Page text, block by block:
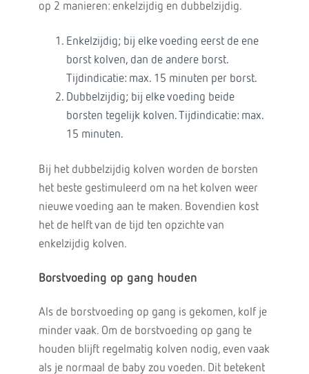
op 2 manieren: enkelzijdig en dubbelzijdig.
Enkelzijdig; bij elke voeding eerst de ene
borst kolven, dan de andere borst.
Tijdindicatie: max. 15 minuten per borst.
Dubbelzijdig; bij elke voeding beide
borsten tegelijk kolven. Tijdindicatie: max.
15 minuten.
Bij het dubbelzijdig kolven worden de borsten
het beste gestimuleerd om na het kolven weer
nieuwe voeding aan te maken. Bovendien kost
het de helft van de tijd ten opzichte van
enkelzijdig kolven.
Borstvoeding op gang houden
Als de borstvoeding op gang is gekomen, kolf je
minder vaak. Om de borstvoeding op gang te
houden blijft regelmatig kolven nodig, even vaak
als je normaal de baby zou voeden. Dit betekent